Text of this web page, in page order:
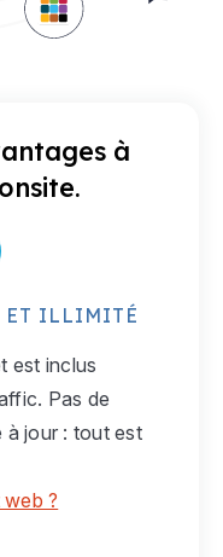
à
ET ILLIMITÉ
est inclus
Pas de
à jour : tout est
?